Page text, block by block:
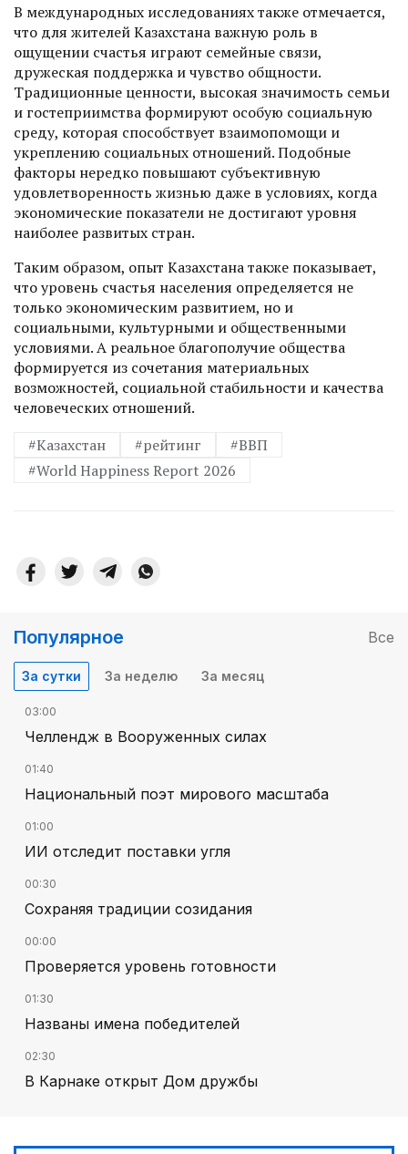
В международных исследованиях также отмечается,
что для жителей Казахстана важную роль в
ощущении счастья играют семейные связи,
дружеская поддержка и чувство общности.
Традиционные ценности, высокая значимость семьи
и гостеприимства формируют особую социальную
среду, которая способствует взаимопомощи и
укреплению социальных отношений. Подобные
факторы нередко повышают субъективную
удовлетворенность жизнью даже в условиях, когда
экономические показатели не достигают уровня
наиболее развитых стран.
Таким образом, опыт Казахстана также показывает,
что уровень счастья населения определяется не
только экономическим развитием, но и
социальными, культурными и общественными
условиями. А реальное благополучие общества
формируется из сочетания материальных
возможностей, социальной стабильности и качества
человеческих отношений.
#Казахстан
#рейтинг
#ВВП
#World Happiness Report 2026
Популярное Все
За сутки За неделю За месяц
03:00
Челлендж в Вооруженных силах
01:40
Национальный поэт мирового масштаба
01:00
ИИ отследит поставки угля
00:30
Сохраняя традиции созидания
00:00
Проверяется уровень готовности
01:30
Названы имена победителей
02:30
В Карнаке открыт Дом дружбы